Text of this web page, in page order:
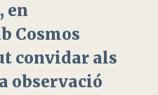
en
Cosmos
convidar als
observació